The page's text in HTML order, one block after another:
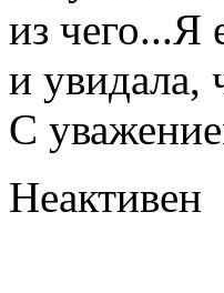
из чего...Я
и увидала,
С
Неактивен